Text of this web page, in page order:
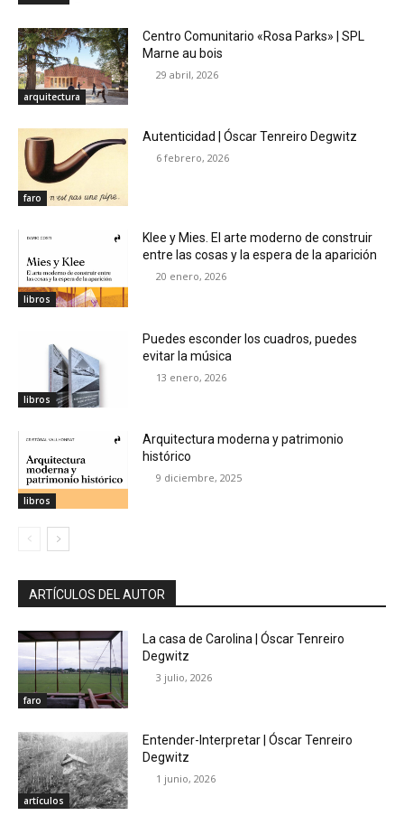
arquitectura
Centro Comunitario «Rosa Parks» | SPL
Marne au bois
29 abril, 2026
faro
Autenticidad | Óscar Tenreiro Degwitz
6 febrero, 2026
libros
Klee y Mies. El arte moderno de construir
entre las cosas y la espera de la aparición
20 enero, 2026
libros
Puedes esconder los cuadros, puedes
evitar la música
13 enero, 2026
libros
Arquitectura moderna y patrimonio
histórico
9 diciembre, 2025
ARTÍCULOS DEL AUTOR
faro
La casa de Carolina | Óscar Tenreiro
Degwitz
3 julio, 2026
artículos
Entender-Interpretar | Óscar Tenreiro
Degwitz
1 junio, 2026